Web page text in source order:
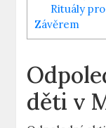
Rituály
Závěrem
děti v